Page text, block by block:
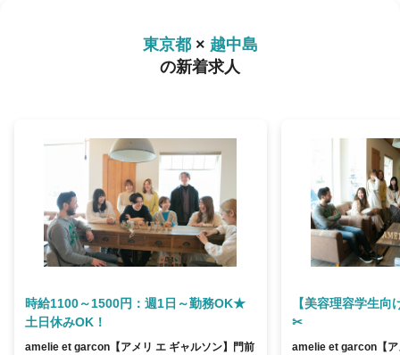
東京都× 越中島
の新着求人
時給1100～1500円：週1日～勤務OK★
土日休みOK！
amelie et garcon【アメリ エ ギャルソン】門前
【美容理容学生
✂
amelie et garcon【ア